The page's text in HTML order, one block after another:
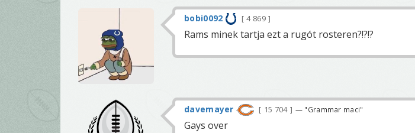
bobi0092 4 869
Rams minek tartja ezt a rugót rosteren?!?!?
davemayer 15 704 — "Grammar maci"
Gays over